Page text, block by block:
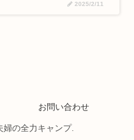
2025/2/11
お問い合わせ
の全力キャンプ.